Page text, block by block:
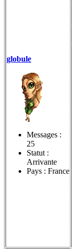
globule
Messages :
25
Statut :
Arrivante
Pays : France